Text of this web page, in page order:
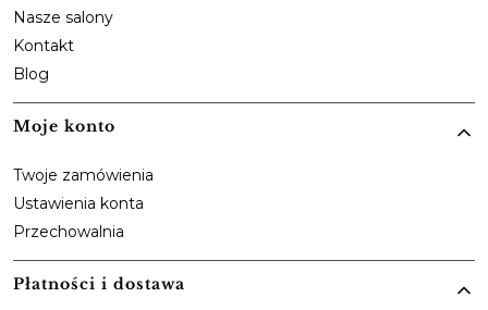
Nasze salony
Kontakt
Blog
Moje konto
Twoje zamówienia
Ustawienia konta
Przechowalnia
Płatności i dostawa